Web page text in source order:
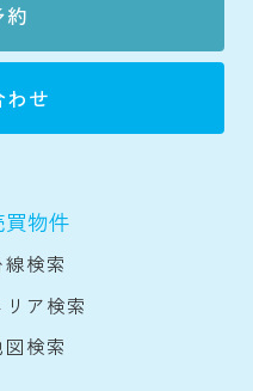
約
わせ
買物件
検索
リア検索
検索